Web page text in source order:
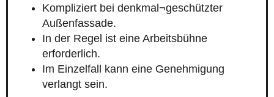
Kompliziert bei denkmal¬geschützter
Außenfassade.
In der Regel ist eine Arbeitsbühne
erforderlich.
Im Einzelfall kann eine Genehmigung
verlangt sein.